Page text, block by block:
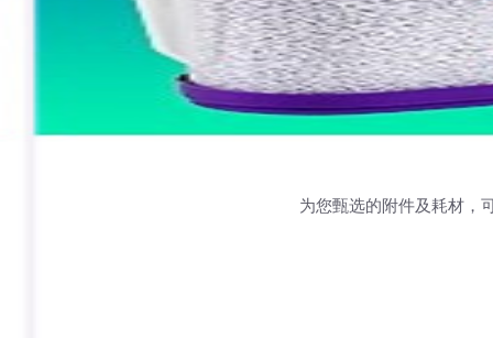
为您甄选的附件及耗材，